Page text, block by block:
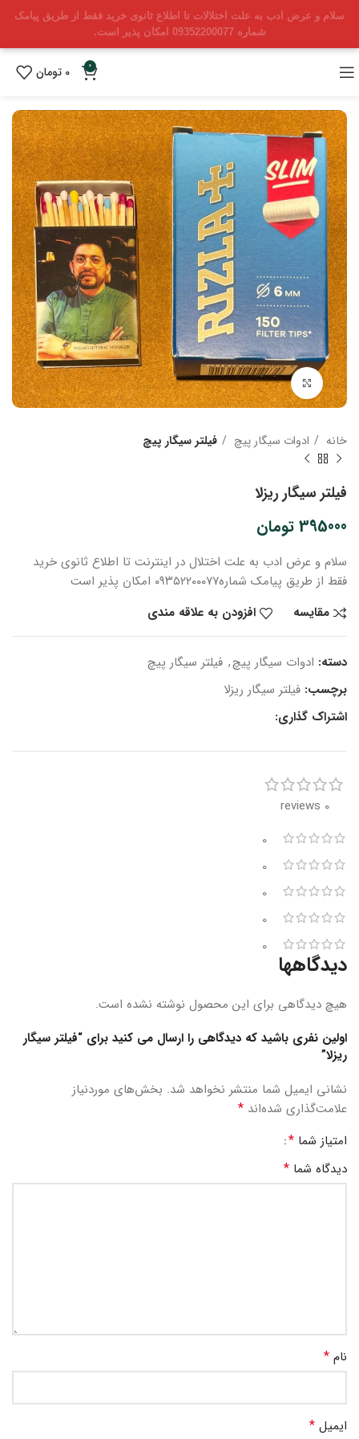
سلام و عرض ادب به علت اختلالات تا اطلاع ثانوی خرید فقط از طریق پیامک
شماره 09352200077 امکان پذیر است.
0
0 تومان
بزرگنمایی تصویر
خانه ادوات سیگار پیچ فیلتر سیگار پیچ
فیلتر سیگار ریزلا
395000 تومان
سلام و عرض ادب به علت اختلال در اینترنت تا اطلاع ثانوی خرید
فقط از طریق پیامک شماره۰۹۳۵۲۲۰۰۰۷۷ امکان پذیر است
مقایسه
افزودن به علاقه مندی
دسته: ادوات سیگار پیچ, فیلتر سیگار پیچ
برچسب: فیلتر سیگار ریزلا
اشتراک گذاری:
0 reviews
0
0
0
0
0
دیدگاهها
هیچ دیدگاهی برای این محصول نوشته نشده است.
اولین نفری باشید که دیدگاهی را ارسال می کنید برای “فیلتر سیگار
ریزلا”
نشانی ایمیل شما منتشر نخواهد شد. بخش‌های موردنیاز
علامت‌گذاری شده‌اند *
امتیاز شما *
دیدگاه شما *
نام *
ایمیل *